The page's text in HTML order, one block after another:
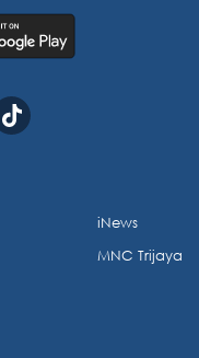
iNews
MNC Trijaya